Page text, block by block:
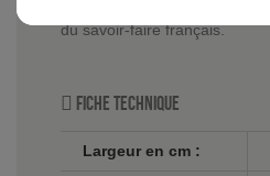
du savoir-faire français.
Fiche technique
Largeur en cm :